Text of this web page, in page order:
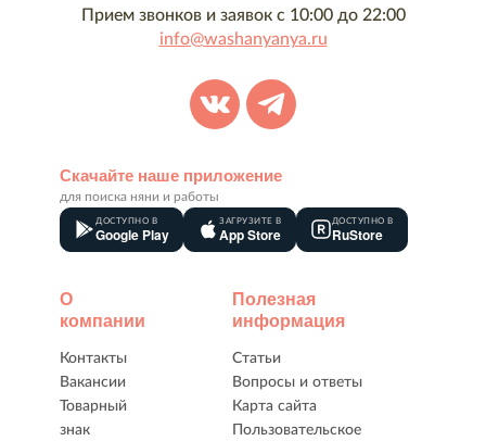
Прием звонков и заявок с 10:00 до 22:00
info@washanyanya.ru
Скачайте наше приложение
для поиска няни и работы
ДОСТУПНО В
Google Play
ЗАГРУЗИТЕ В
App Store
ДОСТУПНО В
RuStore
О
компании
Контакты
Вакансии
Товарный
знак
Полезная
информация
Статьи
Вопросы и ответы
Карта сайта
Пользовательское